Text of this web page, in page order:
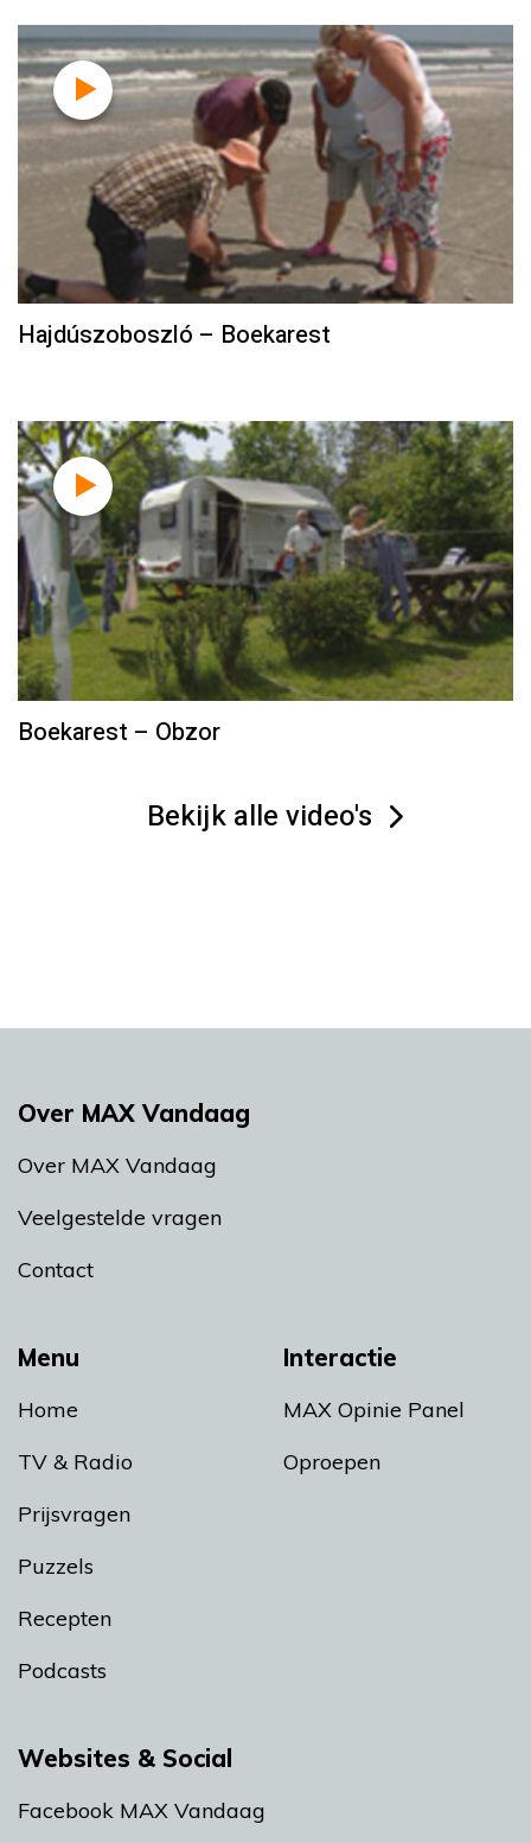
Hajdúszoboszló – Boekarest
Boekarest – Obzor
Bekijk alle video's
Menu
Home
TV & Radio
Prijsvragen
Puzzels
Recepten
Podcasts
Interactie
MAX Opinie Panel
Oproepen
Over MAX Vandaag
Over MAX Vandaag
Veelgestelde vragen
Contact
Websites & Social
Facebook MAX Vandaag